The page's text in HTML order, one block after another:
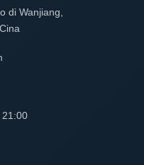
di Wanjiang,
21:00